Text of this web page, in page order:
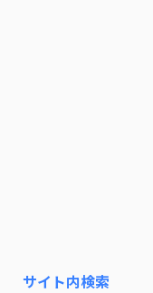
サイト内検索